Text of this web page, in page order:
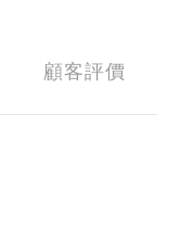
顧客評價